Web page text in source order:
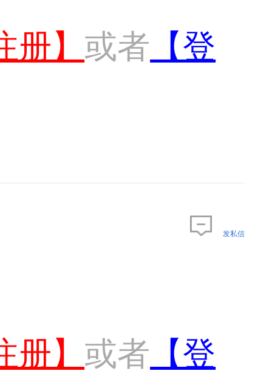
册】 或者 【登
发私信
册】 或者 【登